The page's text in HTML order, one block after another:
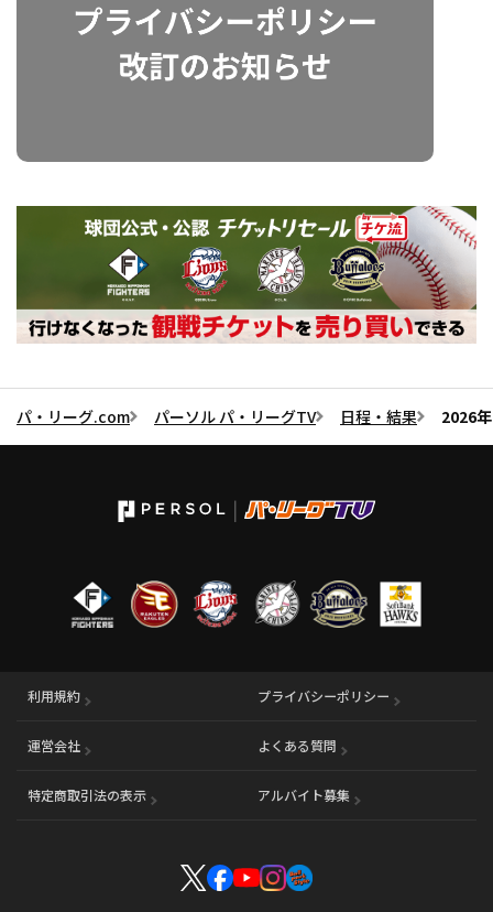
パ・リーグ.com パーソル パ・リーグTV 日程・結果 2026
利用規約 プライバシーポリシー
運営会社 （別ウィンドウで開く） よくある質問
特定商取引法の表示 アルバイト募集 （別ウィンドウで開く